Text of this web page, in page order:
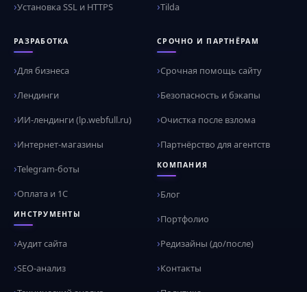
Установка SSL и HTTPS
Tilda
РАЗРАБОТКА
Для бизнеса
Лендинги
ИИ-лендинги (lp.webfull.ru)
Интернет-магазины
Telegram-боты
Оплата и 1С
ИНСТРУМЕНТЫ
Аудит сайта
SEO-анализ
СРОЧНО И ПАРТНЁРАМ
Срочная помощь сайту
Безопасность и бэкапы
Очистка после взлома
Партнёрство для агентств
КОМПАНИЯ
Блог
Портфолио
Редизайны (до/после)
Контакты